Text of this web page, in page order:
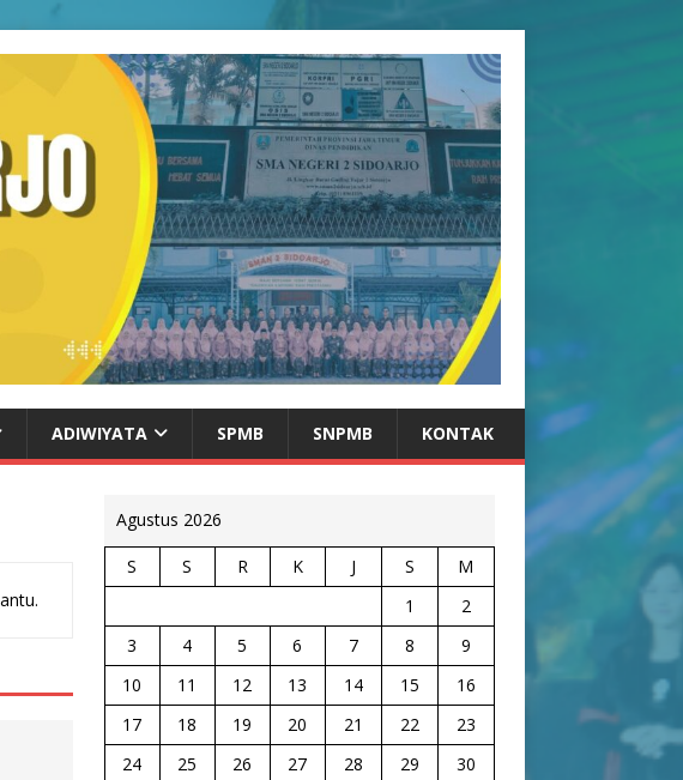
ADIWIYATA SPMB SNPMB KONTAK
Agustus 2026
S S R K J S
M
1
2
3
4 5 6 7 8
9
10
11 12 13 14 15
16
17
18 19 20 21 22
23
24
25 26 27 28 29
30